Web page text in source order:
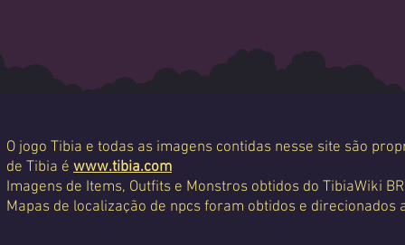
O jogo Tibia e todas as imagens contidas nesse site são
de Tibia é www.tibia.com
Imagens de Items, Outfits e Monstros obtidos do TibiaWiki
Mapas de localização de npcs foram obtidos e direcionados